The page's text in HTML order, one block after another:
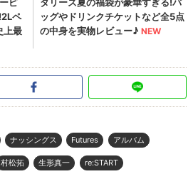
ナッシングス Futures アルバム
村松拓 生形真一 re:START